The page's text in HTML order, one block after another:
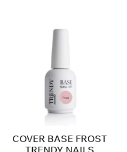
COVER BASE FROST